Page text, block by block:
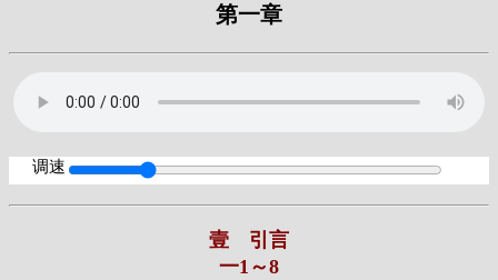
第一章
调速
壹 引言
一1～8